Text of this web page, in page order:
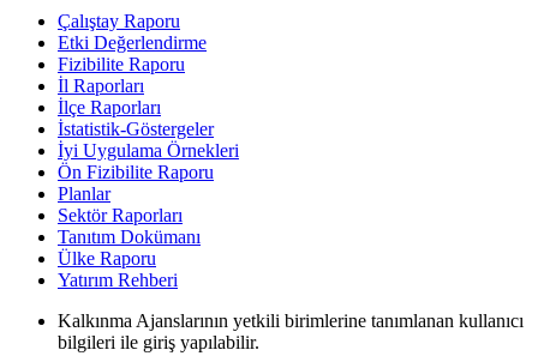
Çalıştay Raporu
Etki Değerlendirme
Fizibilite Raporu
İl Raporları
İlçe Raporları
İstatistik-Göstergeler
İyi Uygulama Örnekleri
Ön Fizibilite Raporu
Planlar
Sektör Raporları
Tanıtım Dokümanı
Ülke Raporu
Yatırım Rehberi
Kalkınma Ajanslarının yetkili birimlerine tanımlanan kullanıcı
bilgileri ile giriş yapılabilir.